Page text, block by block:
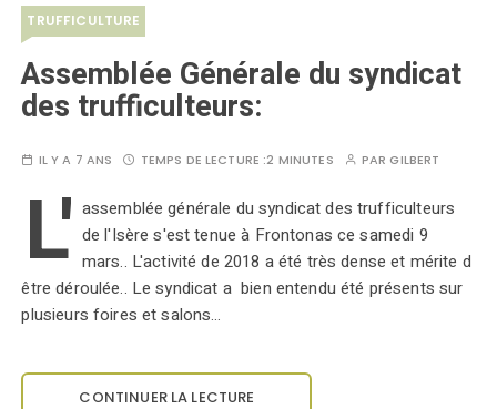
TRUFFICULTURE
Assemblée Générale du syndicat
des trufficulteurs:
IL Y A 7 ANS TEMPS DE LECTURE :2 MINUTES PARGILBERT
L' assemblée générale du syndicat des trufficulteurs
de l'Isère s'est tenue à Frontonas ce samedi 9
mars.. L'activité de 2018 a été très dense et mérite d
être déroulée.. Le syndicat a bien entendu été présents sur
plusieurs foires et salons…
CONTINUER LA LECTURE